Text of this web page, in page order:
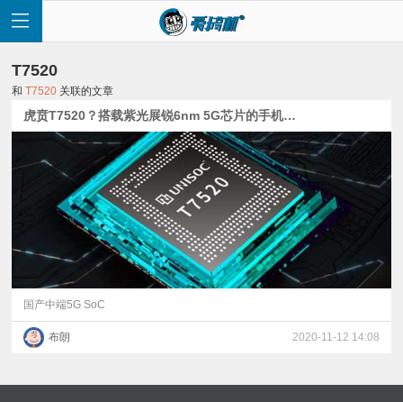
首
快
讯
评
测
T7520
和T7520 关联的文章
虎贲T7520？搭载紫光展锐6nm 5G芯片的手机明年量产
国产中端5G SoC
布朗 2020-11-12 14:08